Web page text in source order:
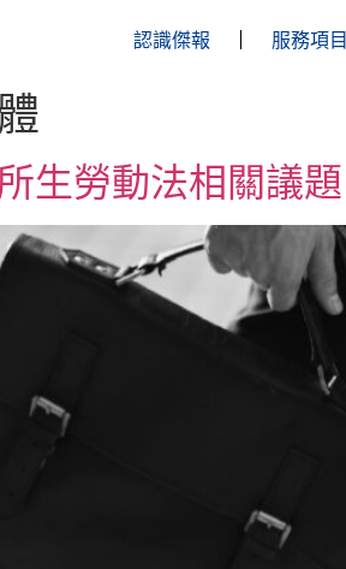
認識傑報 服務項目
生勞動法相關議題